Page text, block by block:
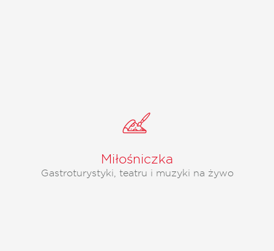
Miłośniczka
Gastroturystyki, teatru i muzyki na żywo